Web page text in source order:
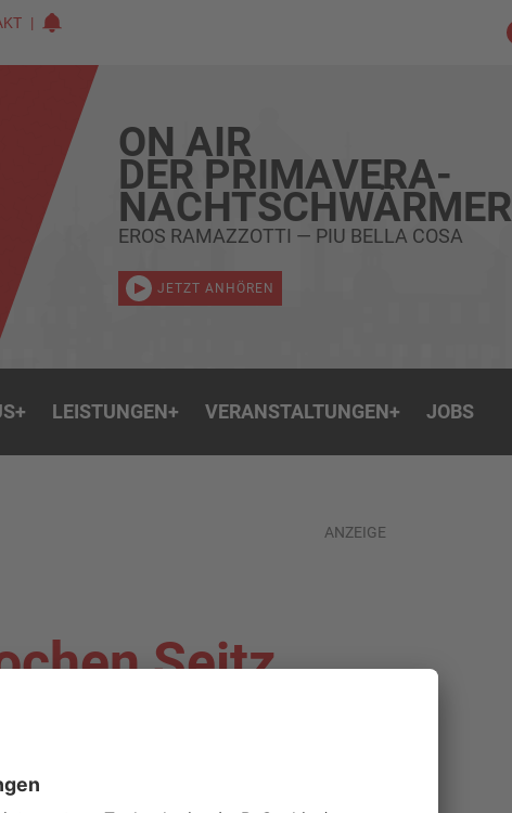
ON AIR
DER PRIMAVERA-
NACHTSCHWÄRMER
EROS RAMAZZOTTI — PIU BELLA COSA
JETZT ANHÖREN
+ LEISTUNGEN+ VERANSTALTUNGEN+ JOBS
Seitz
ANZEIGE